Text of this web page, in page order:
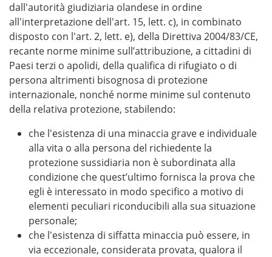
dall'autorità giudiziaria olandese in ordine
all'interpretazione dell'art. 15, lett. c), in combinato
disposto con l'art. 2, lett. e), della Direttiva 2004/83/CE,
recante norme minime sull’attribuzione, a cittadini di
Paesi terzi o apolidi, della qualifica di rifugiato o di
persona altrimenti bisognosa di protezione
internazionale, nonché norme minime sul contenuto
della relativa protezione, stabilendo:
che l'esistenza di una minaccia grave e individuale
alla vita o alla persona del richiedente la
protezione sussidiaria non è subordinata alla
condizione che quest’ultimo fornisca la prova che
egli è interessato in modo specifico a motivo di
elementi peculiari riconducibili alla sua situazione
personale;
che l'esistenza di siffatta minaccia può essere, in
via eccezionale, considerata provata, qualora il